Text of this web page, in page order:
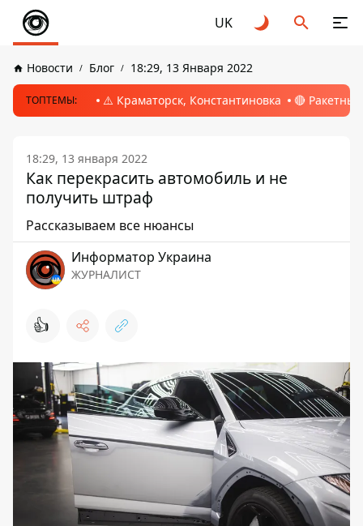
UK
Новости Блог 18:29, 13 Января 2022
ТОПТЕМЫ: ⚠️ Краматорск, Константиновка 🔴
18:29, 13 января 2022
Как перекрасить автомобиль и не
получить штраф
Рассказываем все нюансы
Информатор Украина
ЖУРНАЛИСТ
👍